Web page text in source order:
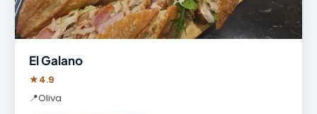
El Galano
★4.9
📍Oliva